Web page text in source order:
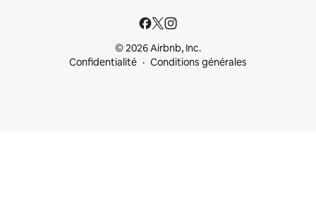
© 2026 Airbnb, Inc.
Confidentialité
Conditions générales